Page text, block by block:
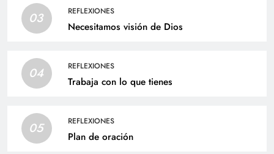
03 REFLEXIONES
Necesitamos visión de Dios
04 REFLEXIONES
Trabaja con lo que tienes
05 REFLEXIONES
Plan de oración